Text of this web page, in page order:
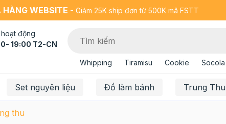
HÀNG WEBSITE - Giảm 25K ship đơn từ 500K mã FSTT
hoạt động
19:00 T2-CN
Whipping Tiramisu Cookie Socola
Set nguyên liệu Đồ làm bánh Trung Thu
thu